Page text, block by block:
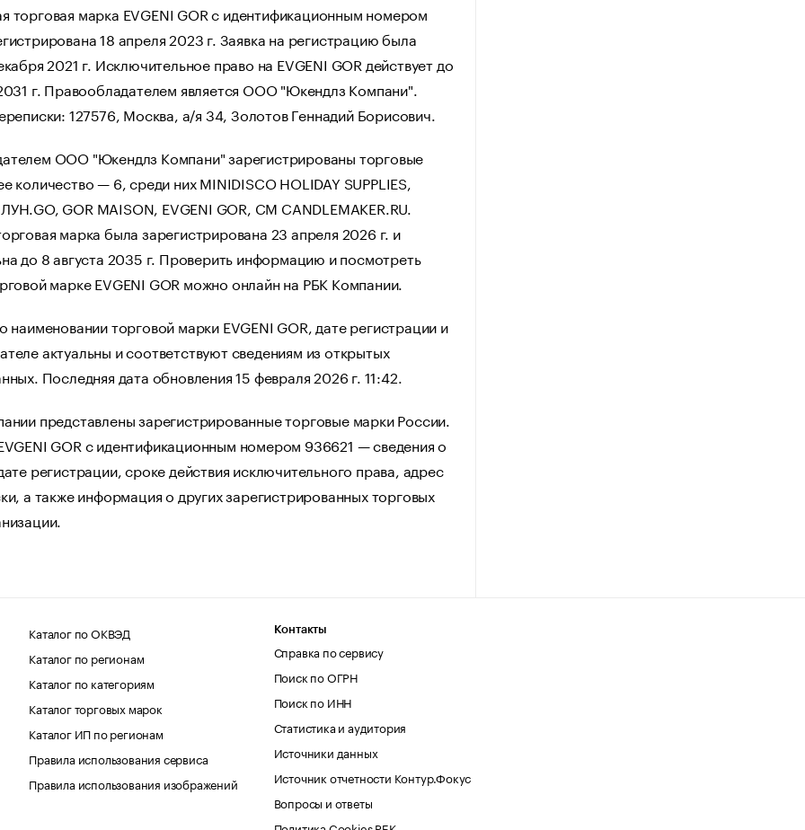
торговая марка EVGENI GOR с идентификационным номером
18 апреля 2023 г. Заявка на регистрацию была
2021 г. Исключительное право на EVGENI GOR действует до
г. Правообладателем является ООО "Юкендлз Компани".
127576, Москва, а/я 34, Золотов Геннадий Борисович.
ООО "Юкендлз Компани" зарегистрированы торговые
количество — 6, среди них MINIDISCO HOLIDAY SUPPLIES,
GOR MAISON, EVGENI GOR, CM CANDLEMAKER.RU.
марка была зарегистрирована 23 апреля 2026 г. и
до 8 августа 2035 г. Проверить информацию и посмотреть
марке EVGENI GOR можно онлайн на РБК Компании.
наименовании торговой марки EVGENI GOR, дате регистрации и
актуальны и соответствуют сведениям из открытых
Последняя дата обновления 15 февраля 2026 г. 11:42.
представлены зарегистрированные торговые марки России.
GOR с идентификационным номером 936621 — сведения о
регистрации, сроке действия исключительного права, адрес
а также информация о других зарегистрированных торговых
Каталог по ОКВЭД
Каталог по регионам
Каталог по категориям
Каталог торговых марок
Каталог ИП по регионам
Правила использования сервиса
Правила использования изображений
Контакты
Справка по сервису
Поиск по ОГРН
Поиск по ИНН
Статистика и аудитория
Источники данных
Источник отчетности Контур.Фокус
Вопросы и ответы